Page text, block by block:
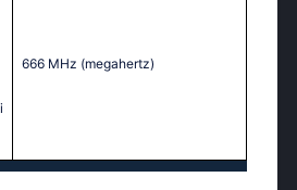
666 MHz (megahertz)